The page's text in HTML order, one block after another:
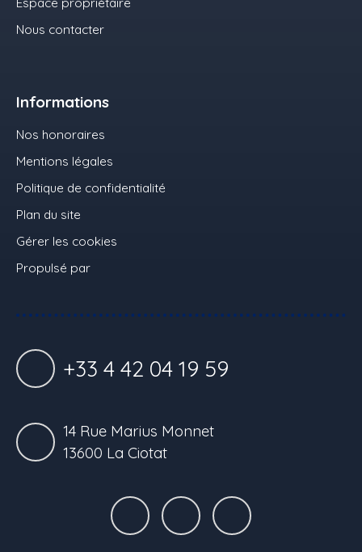
Nous contacter
Informations
Nos honoraires
Mentions légales
Politique de confidentialité
Plan du site
Gérer les cookies
Propulsé par
+33 4 42 04 19 59
14 Rue Marius Monnet
13600 La Ciotat